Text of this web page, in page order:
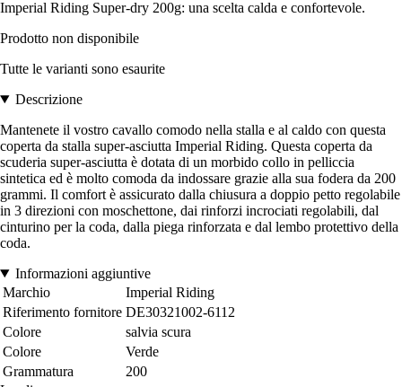
Imperial Riding Super-dry 200g: una scelta calda e confortevole.
Prodotto non disponibile
Tutte le varianti sono esaurite
Descrizione
Mantenete il vostro cavallo comodo nella stalla e al caldo con questa
coperta da stalla super-asciutta Imperial Riding. Questa coperta da
scuderia super-asciutta è dotata di un morbido collo in pelliccia
sintetica ed è molto comoda da indossare grazie alla sua fodera da 200
grammi. Il comfort è assicurato dalla chiusura a doppio petto regolabile
in 3 direzioni con moschettone, dai rinforzi incrociati regolabili, dal
cinturino per la coda, dalla piega rinforzata e dal lembo protettivo della
coda.
Informazioni aggiuntive
Marchio
Imperial Riding
Riferimento fornitore DE30321002-6112
Colore
salvia scura
Colore
Verde
Grammatura
200